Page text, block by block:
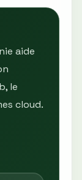
aide
le
cloud.